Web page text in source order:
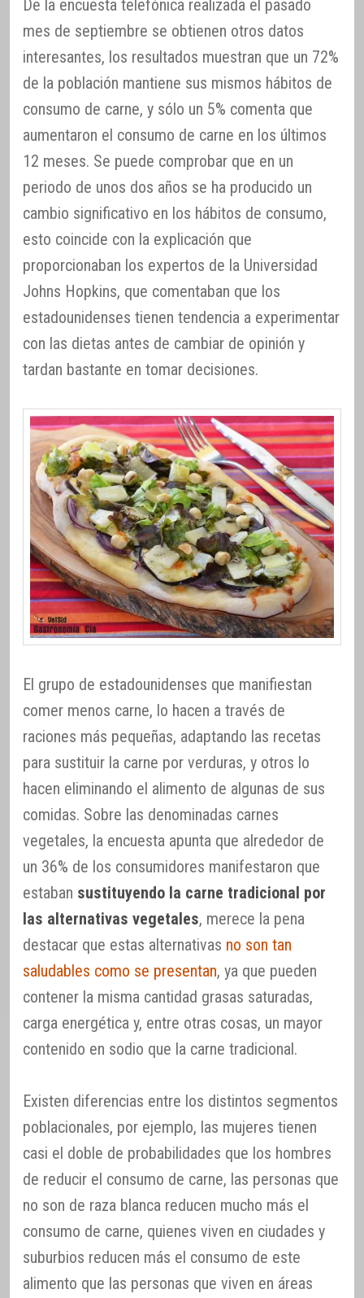
De la encuesta telefónica realizada el pasado
mes de septiembre se obtienen otros datos
interesantes, los resultados muestran que un 72%
de la población mantiene sus mismos hábitos de
consumo de carne, y sólo un 5% comenta que
aumentaron el consumo de carne en los últimos
12 meses. Se puede comprobar que en un
periodo de unos dos años se ha producido un
cambio significativo en los hábitos de consumo,
esto coincide con la explicación que
proporcionaban los expertos de la Universidad
Johns Hopkins, que comentaban que los
estadounidenses tienen tendencia a experimentar
con las dietas antes de cambiar de opinión y
tardan bastante en tomar decisiones.
El grupo de estadounidenses que manifiestan
comer menos carne, lo hacen a través de
raciones más pequeñas, adaptando las recetas
para sustituir la carne por verduras, y otros lo
hacen eliminando el alimento de algunas de sus
comidas. Sobre las denominadas carnes
vegetales, la encuesta apunta que alrededor de
un 36% de los consumidores manifestaron que
estaban sustituyendo la carne tradicional por
las alternativas vegetales, merece la pena
destacar que estas alternativas no son tan
saludables como se presentan, ya que pueden
contener la misma cantidad grasas saturadas,
carga energética y, entre otras cosas, un mayor
contenido en sodio que la carne tradicional.
Existen diferencias entre los distintos segmentos
poblacionales, por ejemplo, las mujeres tienen
casi el doble de probabilidades que los hombres
de reducir el consumo de carne, las personas que
no son de raza blanca reducen mucho más el
consumo de carne, quienes viven en ciudades y
suburbios reducen más el consumo de este
alimento que las personas que viven en áreas